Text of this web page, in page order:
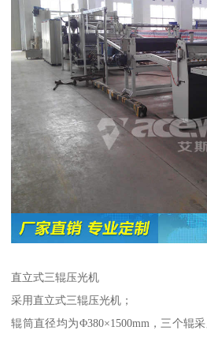
直立式三辊压光机
采用直立式三辊压光机；
辊筒直径均为Φ380×1500mm，三个辊